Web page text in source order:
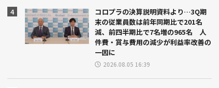
コロプラの決算説明資料より…3Q期
末の従業員数は前年同期比で201名
減、前四半期比で7名増の965名 人
件費・賞与費用の減少が利益率改善の
一因に
2026.08.05 16:39